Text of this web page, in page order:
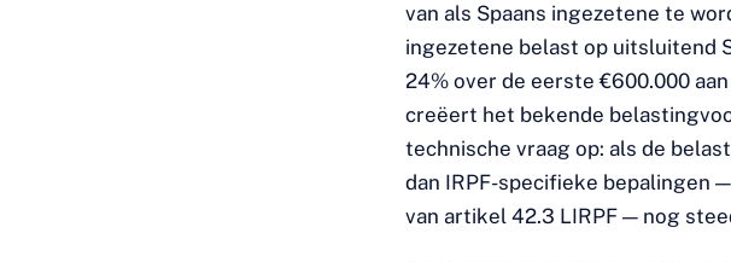
van als Spaans ingezetene te
ingezetene belast op uitsluitend
24% over de eerste €600.000
creëert het bekende
technische vraag op: als de
dan IRPF-specifieke bepalingen
van artikel 42.3 LIRPF — nog